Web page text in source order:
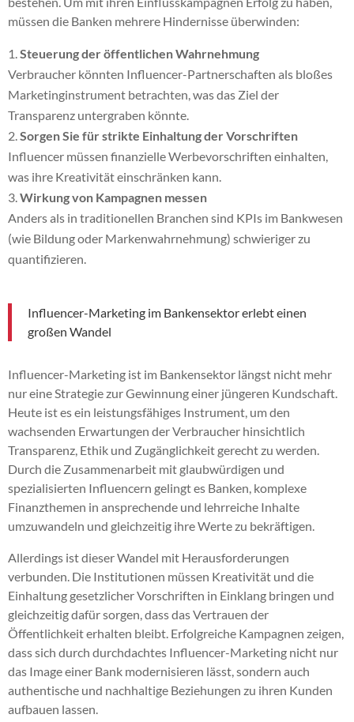
müssen die Banken mehrere Hindernisse überwinden:
Steuerung der öffentlichen Wahrnehmung
Verbraucher könnten Influencer-Partnerschaften als bloßes
Marketinginstrument betrachten, was das Ziel der
Transparenz untergraben könnte.
Sorgen Sie für strikte Einhaltung der Vorschriften
Influencer müssen finanzielle Werbevorschriften einhalten,
was ihre Kreativität einschränken kann.
Wirkung von Kampagnen messen
Anders als in traditionellen Branchen sind KPIs im Bankwesen
(wie Bildung oder Markenwahrnehmung) schwieriger zu
quantifizieren.
Influencer-Marketing im Bankensektor erlebt einen
großen Wandel
Influencer-Marketing ist im Bankensektor längst nicht mehr
nur eine Strategie zur Gewinnung einer jüngeren Kundschaft.
Heute ist es ein leistungsfähiges Instrument, um den
wachsenden Erwartungen der Verbraucher hinsichtlich
Transparenz, Ethik und Zugänglichkeit gerecht zu werden.
Durch die Zusammenarbeit mit glaubwürdigen und
spezialisierten Influencern gelingt es Banken, komplexe
Finanzthemen in ansprechende und lehrreiche Inhalte
umzuwandeln und gleichzeitig ihre Werte zu bekräftigen.
Allerdings ist dieser Wandel mit Herausforderungen
verbunden. Die Institutionen müssen Kreativität und die
Einhaltung gesetzlicher Vorschriften in Einklang bringen und
gleichzeitig dafür sorgen, dass das Vertrauen der
Öffentlichkeit erhalten bleibt. Erfolgreiche Kampagnen zeigen,
dass sich durch durchdachtes Influencer-Marketing nicht nur
das Image einer Bank modernisieren lässt, sondern auch
authentische und nachhaltige Beziehungen zu ihren Kunden
aufbauen lassen.